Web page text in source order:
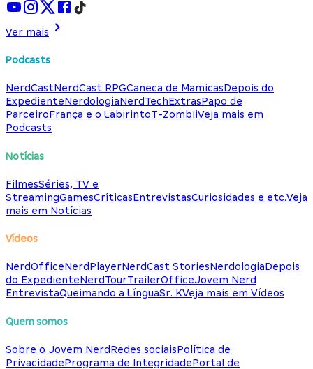
Ver mais
Podcasts
NerdCastNerdCast RPGCaneca de MamicasDepois do
ExpedienteNerdologiaNerdTechExtrasPapo de
ParceiroFrança e o LabirintoT-ZombiiVeja mais em
Podcasts
Notícias
FilmesSéries, TV e
StreamingGamesCríticasEntrevistasCuriosidades e etc.Veja
mais em Notícias
Vídeos
NerdOfficeNerdPlayerNerdCast StoriesNerdologiaDepois
do ExpedienteNerdTourTrailerOfficeJovem Nerd
EntrevistaQueimando a LínguaSr. KVeja mais em Vídeos
Quem somos
Sobre o Jovem NerdRedes sociaisPolítica de
PrivacidadePrograma de IntegridadePortal de